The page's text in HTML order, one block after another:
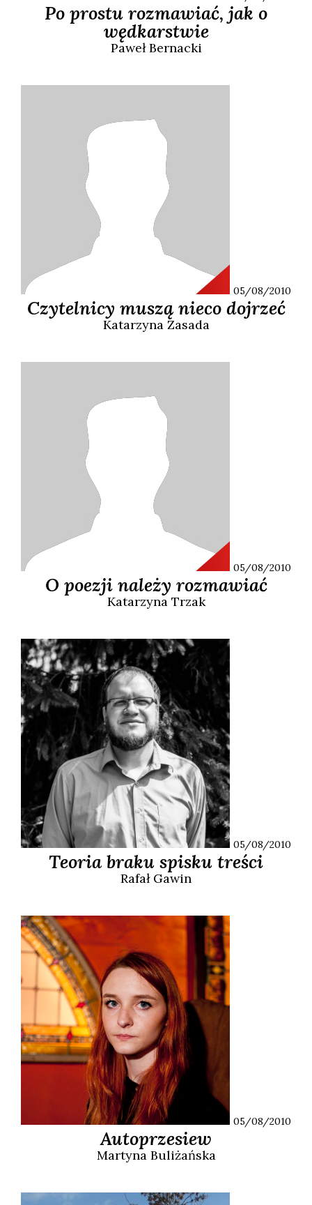
Po prostu rozmawiać, jak o
wędkarstwie
PawełBernacki
05/08/2010
Czytelnicy muszą nieco dojrzeć
Katarzyna Zasada
05/08/2010
O poezji należy rozmawiać
Katarzyna Trzak
05/08/2010
Teoria braku spisku treści
RafałGawin
05/08/2010
Autoprzesiew
Martyna Buliżańska